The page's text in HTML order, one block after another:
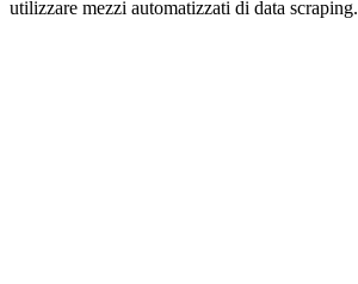
utilizzare mezzi automatizzati di data scraping.